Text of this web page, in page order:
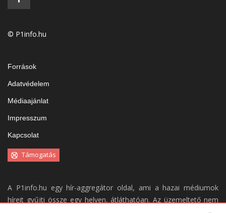
© P1info.hu
Források
Adatvédelem
Médiaajánlat
Impresszum
Kapcsolat
Támogatás
A P1info.hu egy hír-aggregátor oldal, ami a hazai médiumok
híreit gyűjti össze egy helyen, átláthatóan. Az üzemeltető nem